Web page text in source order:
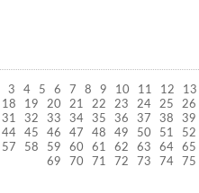
3 4 5 6 7 8 9 10 11 12
13
18 19 20 21 22 23 24 25
26
31 32 33 34 35 36 37 38
39
44 45 46 47 48 49 50 51
52
57 58 59 60 61 62 63 64
65
69
70 71 72 73 74 75